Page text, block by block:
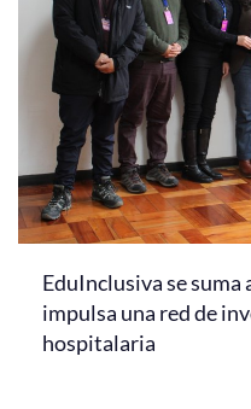
EduInclusiva se
impulsa una red de
hospitalaria